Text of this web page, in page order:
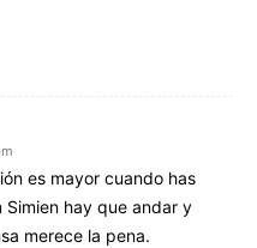
es mayor cuando has
Simien hay que andar y
merece la pena.